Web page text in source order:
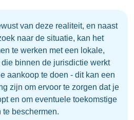
van deze realiteit, en naast
naar de situatie, kan het
te werken met een lokale,
binnen de jurisdictie werkt
aankoop te doen - dit kan een
zijn om ervoor te zorgen dat je
en om eventuele toekomstige
beschermen.